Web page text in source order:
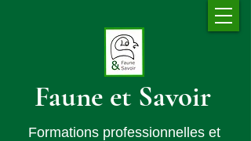
Faune et Savoir
Formations professionnelles et